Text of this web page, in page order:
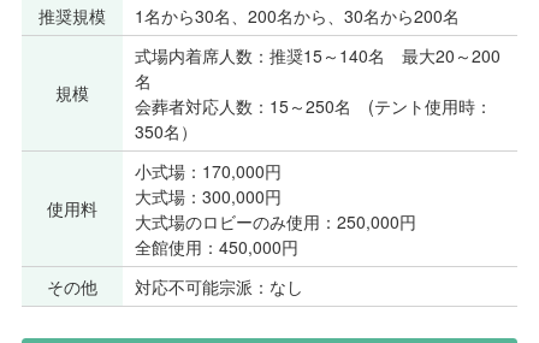
推奨規模
1名から30名、200名から、30名から200名
規模
式場内着席人数：推奨15～140名 最大20～200
名
会葬者対応人数：15～250名 (テント使用時：
350名）
使用料
小式場：170,000円
大式場：300,000円
大式場のロビーのみ使用：250,000円
全館使用：450,000円
その他
対応不可能宗派：なし